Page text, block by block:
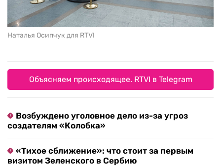
Наталья Осипчук для RTVI
Объясняем происходящее. RTVI в Telegram
Возбуждено уголовное дело из-за угроз
создателям «Колобка»
«Тихое сближение»: что стоит за первым
визитом Зеленского в Сербию